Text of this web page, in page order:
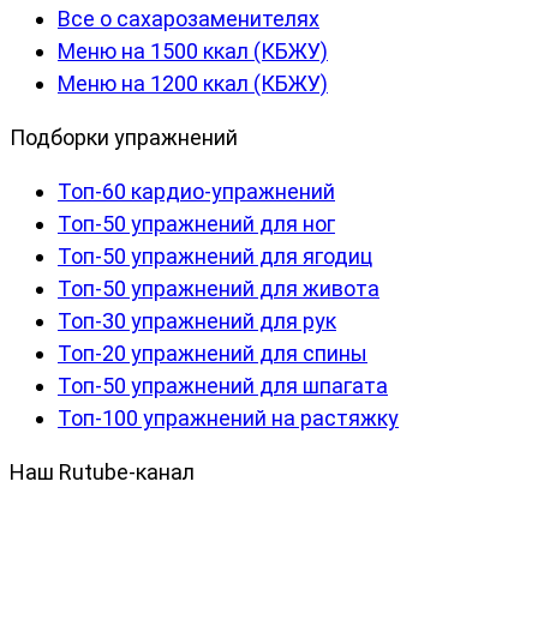
Все о сахарозаменителях
Меню на 1500 ккал (КБЖУ)
Меню на 1200 ккал (КБЖУ)
Подборки упражнений
Топ-60 кардио-упражнений
Топ-50 упражнений для ног
Топ-50 упражнений для ягодиц
Топ-50 упражнений для живота
Топ-30 упражнений для рук
Топ-20 упражнений для спины
Топ-50 упражнений для шпагата
Топ-100 упражнений на растяжку
Наш Rutube-канал